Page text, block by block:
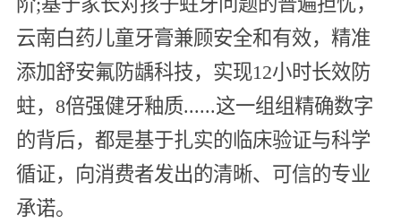
云南白药儿童牙膏兼顾安全和有效，精准
添加舒安氟防龋科技，实现12小时长效防
蛀，8倍强健牙釉质......这一组组精确数字
的背后，都是基于扎实的临床验证与科学
循证，向消费者发出的清晰、可信的专业
承诺。